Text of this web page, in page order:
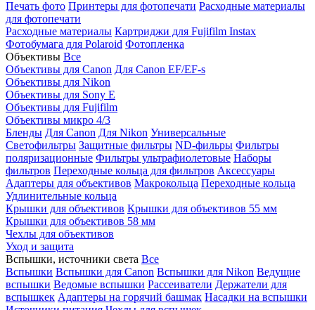
Печать фото Принтеры для фотопечати Расходные материалы
для фотопечати
Расходные материалы Картриджи для Fujifilm Instax
Фотобумага для Polaroid Фотопленка
Объективы Все
Объективы для Canon Для Canon EF/EF-s
Объективы для Nikon
Объективы для Sony E
Объективы для Fujifilm
Объективы микро 4/3
Бленды Для Canon Для Nikon Универсальные
Светофильтры Защитные фильтры ND-фильры Фильтры
поляризационные Фильтры ультрафиолетовые Наборы
фильтров Переходные кольца для фильтров Аксессуары
Адаптеры для объективов Макрокольца Переходные кольца
Удлинительные кольца
Крышки для объективов Крышки для объективов 55 мм
Крышки для объективов 58 мм
Чехлы для объективов
Уход и защита
Вспышки, источники света Все
Вспышки Вспышки для Canon Вспышки для Nikon Ведущие
вспышки Ведомые вспышки Рассеиватели Держатели для
вспышкек Адаптеры на горячий башмак Насадки на вспышки